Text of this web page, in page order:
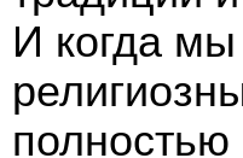
И когда